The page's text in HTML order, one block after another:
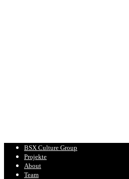
BSX Culture Group
Projekte
About
Team